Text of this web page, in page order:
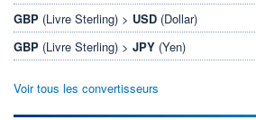
GBP (Livre Sterling) > USD (Dollar)
GBP (Livre Sterling) > JPY (Yen)
Voir tous les convertisseurs